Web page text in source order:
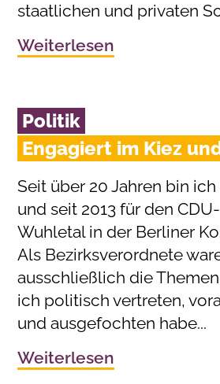
staatlichen und privaten
Weiterlesen
Politik
Engagiert im Kiez
Seit über 20 Jahren bin
und seit 2013 für den
Wuhletal in der Berliner
Als Bezirksverordnete
ausschließlich die
ich politisch vertreten,
und ausgefochten habe...
Weiterlesen